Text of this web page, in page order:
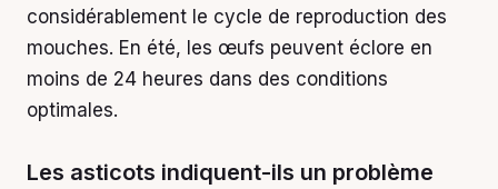
considérablement le cycle de reproduction des
mouches. En été, les œufs peuvent éclore en
moins de 24 heures dans des conditions
optimales.
Les asticots indiquent-ils un problème